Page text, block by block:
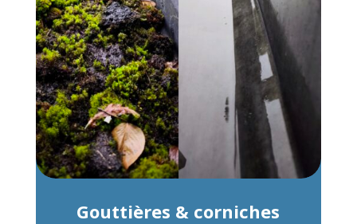
Gouttières & corniches